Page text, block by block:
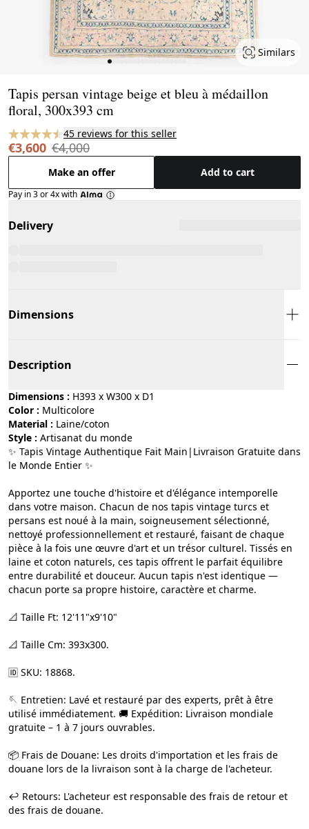
Similars
Tapis persan vintage beige et bleu à médaillon
floral, 300x393 cm
45 reviews for this seller
€3,600 €4,000
Make an offer Add to cart
Pay in 3 or 4x with
Delivery
Dimensions
Description
Dimensions : H393 x W300 x D1
Color :
multicolore
Material :
laine/coton
Style :
artisanat du monde
✨ Tapis Vintage Authentique Fait Main|Livraison Gratuite dans
le Monde Entier ✨
Apportez une touche d'histoire et d'élégance intemporelle
dans votre maison. Chacun de nos tapis vintage turcs et
persans est noué à la main, soigneusement sélectionné,
nettoyé professionnellement et restauré, faisant de chaque
pièce à la fois une œuvre d'art et un trésor culturel. Tissés en
laine et coton naturels, ces tapis offrent le parfait équilibre
entre durabilité et douceur. Aucun tapis n'est identique —
chacun porte sa propre histoire, caractère et charme.
📐 Taille Ft: 12'11"x9'10"
📐 Taille Cm: 393x300.
🆔 SKU: 18868.
🪡 Entretien: Lavé et restauré par des experts, prêt à être
utilisé immédiatement. 🚚 Expédition: Livraison mondiale
gratuite – 1 à 7 jours ouvrables.
📦 Frais de Douane: Les droits d'importation et les frais de
douane lors de la livraison sont à la charge de l'acheteur.
↩️ Retours: L'acheteur est responsable des frais de retour et
des frais de douane.